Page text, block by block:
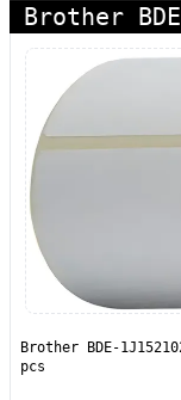
Brother
Brother BDE-
pcs